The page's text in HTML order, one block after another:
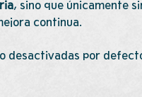
, sino que únicamente
continua.
desactivadas por